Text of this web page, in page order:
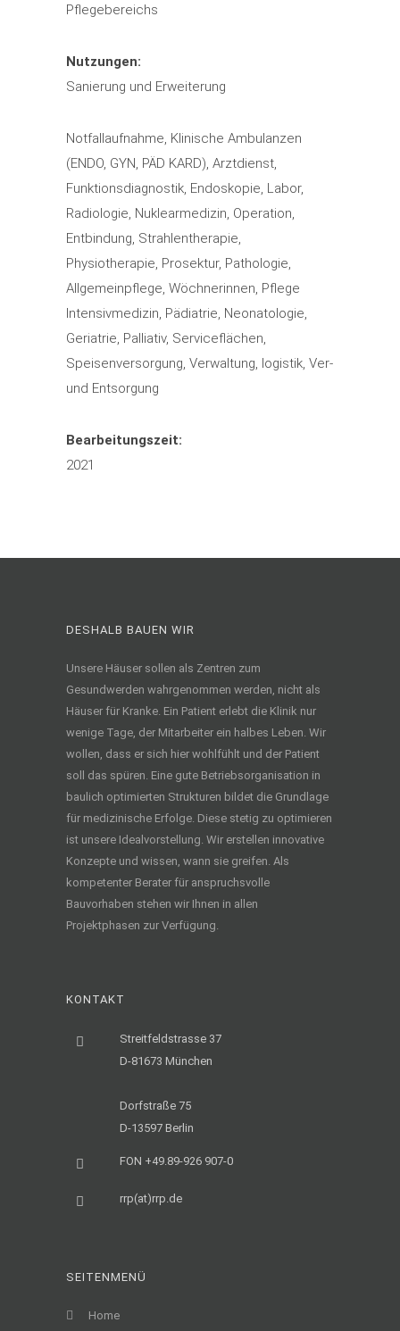
Pflegebereichs
Nutzungen:
Sanierung und Erweiterung
Notfallaufnahme, Klinische Ambulanzen
(ENDO, GYN, PÄD KARD), Arztdienst,
Funktionsdiagnostik, Endoskopie, Labor,
Radiologie, Nuklearmedizin, Operation,
Entbindung, Strahlentherapie,
Physiotherapie, Prosektur, Pathologie,
Allgemeinpflege, Wöchnerinnen, Pflege
Intensivmedizin, Pädiatrie, Neonatologie,
Geriatrie, Palliativ, Serviceflächen,
Speisenversorgung, Verwaltung, logistik, Ver-
und Entsorgung
Bearbeitungszeit:
2021
DESHALB BAUEN WIR
Unsere Häuser sollen als Zentren zum
Gesundwerden wahrgenommen werden, nicht als
Häuser für Kranke. Ein Patient erlebt die Klinik nur
wenige Tage, der Mitarbeiter ein halbes Leben. Wir
wollen, dass er sich hier wohlfühlt und der Patient
soll das spüren. Eine gute Betriebsorganisation in
baulich optimierten Strukturen bildet die Grundlage
für medizinische Erfolge. Diese stetig zu optimieren
ist unsere Idealvorstellung. Wir erstellen innovative
Konzepte und wissen, wann sie greifen. Als
kompetenter Berater für anspruchsvolle
Bauvorhaben stehen wir Ihnen in allen
Projektphasen zur Verfügung.
KONTAKT
Streitfeldstrasse 37
D-81673 München
Dorfstraße 75
D-13597 Berlin
FON +49.89-926 907-0
rrp(at)rrp.de
SEITENMENÜ
Home